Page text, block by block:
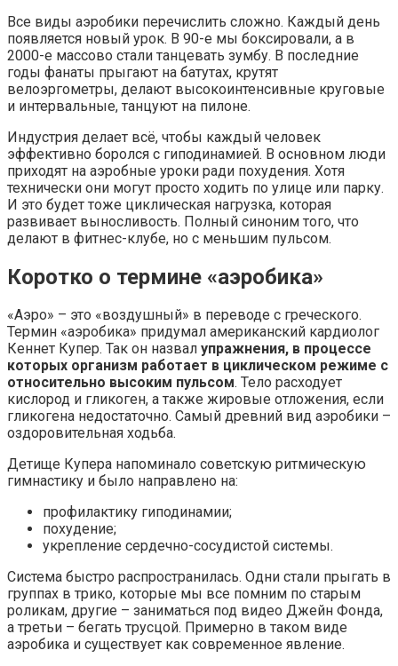
Все виды аэробики перечислить сложно. Каждый день
появляется новый урок. В 90-е мы боксировали, а в
2000-е массово стали танцевать зумбу. В последние
годы фанаты прыгают на батутах, крутят
велоэргометры, делают высокоинтенсивные круговые
и интервальные, танцуют на пилоне.
Индустрия делает всё, чтобы каждый человек
эффективно боролся с гиподинамией. В основном люди
приходят на аэробные уроки ради похудения. Хотя
технически они могут просто ходить по улице или парку.
И это будет тоже циклическая нагрузка, которая
развивает выносливость. Полный синоним того, что
делают в фитнес-клубе, но с меньшим пульсом.
Коротко о термине «аэробика»
«Аэро» – это «воздушный» в переводе с греческого.
Термин «аэробика» придумал американский кардиолог
Кеннет Купер. Так он назвал упражнения, в процессе
которых организм работает в циклическом режиме с
относительно высоким пульсом. Тело расходует
кислород и гликоген, а также жировые отложения, если
гликогена недостаточно. Самый древний вид аэробики –
оздоровительная ходьба.
Детище Купера напоминало советскую ритмическую
гимнастику и было направлено на:
профилактику гиподинамии;
похудение;
укрепление сердечно-сосудистой системы.
Система быстро распространилась. Одни стали прыгать в
группах в трико, которые мы все помним по старым
роликам, другие – заниматься под видео Джейн Фонда,
а третьи – бегать трусцой. Примерно в таком виде
аэробика и существует как современное явление.